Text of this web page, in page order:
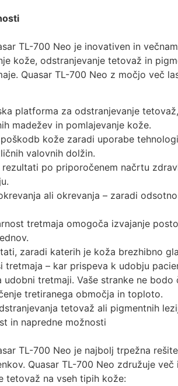
TL-700 Neo je inovativen in
kože, odstranjevanje tetovaž in
Quasar TL-700 Neo z močjo več
platforma za odstranjevanje
madežev in pomlajevanje kože.
kože zaradi uporabe
valovnih dolžin.
rezultati po priporočenem načrtu
ali okrevanja – zaradi
tretmaja omogoča izvajanje
zaradi katerih je koža brezhibno
tretmaja – kar prispeva k udobju
udobni tretmaji. Vaše stranke ne
tretiranega območja in toploto.
tetovaž ali pigmentnih
in napredne možnosti
TL-700 Neo je najbolj trpežna
Quasar TL-700 Neo združuje
tetovaž na vseh tipih kože: